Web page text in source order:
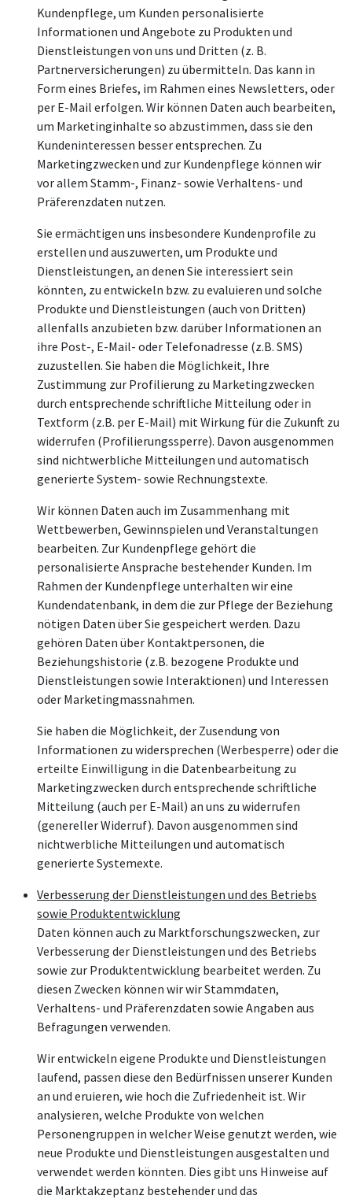
Kundenpflege, um Kunden personalisierte
Informationen und Angebote zu Produkten und
Dienstleistungen von uns und Dritten (z. B.
Partnerversicherungen) zu übermitteln. Das kann in
Form eines Briefes, im Rahmen eines Newsletters, oder
per E-Mail erfolgen. Wir können Daten auch bearbeiten,
um Marketinginhalte so abzustimmen, dass sie den
Kundeninteressen besser entsprechen. Zu
Marketingzwecken und zur Kundenpflege können wir
vor allem Stamm-, Finanz- sowie Verhaltens- und
Präferenzdaten nutzen.
Sie ermächtigen uns insbesondere Kundenprofile zu
erstellen und auszuwerten, um Produkte und
Dienstleistungen, an denen Sie interessiert sein
könnten, zu entwickeln bzw. zu evaluieren und solche
Produkte und Dienstleistungen (auch von Dritten)
allenfalls anzubieten bzw. darüber Informationen an
ihre Post-, E-Mail- oder Telefonadresse (z.B. SMS)
zuzustellen. Sie haben die Möglichkeit, Ihre
Zustimmung zur Profilierung zu Marketingzwecken
durch entsprechende schriftliche Mitteilung oder in
Textform (z.B. per E-Mail) mit Wirkung für die Zukunft zu
widerrufen (Profilierungssperre). Davon ausgenommen
sind nichtwerbliche Mitteilungen und automatisch
generierte System- sowie Rechnungstexte.
Wir können Daten auch im Zusammenhang mit
Wettbewerben, Gewinnspielen und Veranstaltungen
bearbeiten. Zur Kundenpflege gehört die
personalisierte Ansprache bestehender Kunden. Im
Rahmen der Kundenpflege unterhalten wir eine
Kundendatenbank, in dem die zur Pflege der Beziehung
nötigen Daten über Sie gespeichert werden. Dazu
gehören Daten über Kontaktpersonen, die
Beziehungshistorie (z.B. bezogene Produkte und
Dienstleistungen sowie Interaktionen) und Interessen
oder Marketingmassnahmen.
Sie haben die Möglichkeit, der Zusendung von
Informationen zu widersprechen (Werbesperre) oder die
erteilte Einwilligung in die Datenbearbeitung zu
Marketingzwecken durch entsprechende schriftliche
Mitteilung (auch per E-Mail) an uns zu widerrufen
(genereller Widerruf). Davon ausgenommen sind
nichtwerbliche Mitteilungen und automatisch
generierte Systemexte.
Verbesserung der Dienstleistungen und des Betriebs
sowie Produktentwicklung
Daten können auch zu Marktforschungszwecken, zur
Verbesserung der Dienstleistungen und des Betriebs
sowie zur Produktentwicklung bearbeitet werden. Zu
diesen Zwecken können wir wir Stammdaten,
Verhaltens- und Präferenzdaten sowie Angaben aus
Befragungen verwenden.
Wir entwickeln eigene Produkte und Dienstleistungen
laufend, passen diese den Bedürfnissen unserer Kunden
an und eruieren, wie hoch die Zufriedenheit ist. Wir
analysieren, welche Produkte von welchen
Personengruppen in welcher Weise genutzt werden, wie
neue Produkte und Dienstleistungen ausgestalten und
verwendet werden könnten. Dies gibt uns Hinweise auf
die Marktakzeptanz bestehender und das